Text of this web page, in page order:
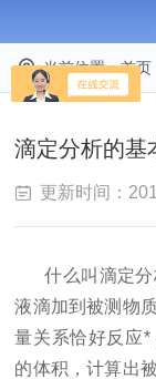
当前位置：首页
滴定分析的基
更新时间：
什么叫滴定分
液滴加到被测物
量关系恰好反应
的体积，计算出